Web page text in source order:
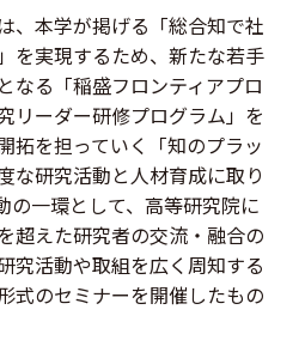
、本学が掲げる「総合知で社
を実現するため、新たな若手
なる「稲盛フロンティアプロ
リーダー研修プログラム」を
拓を担っていく「知のプラッ
な研究活動と人材育成に取り
の一環として、高等研究院に
超えた研究者の交流・融合の
究活動や取組を広く周知する
式のセミナーを開催したもの